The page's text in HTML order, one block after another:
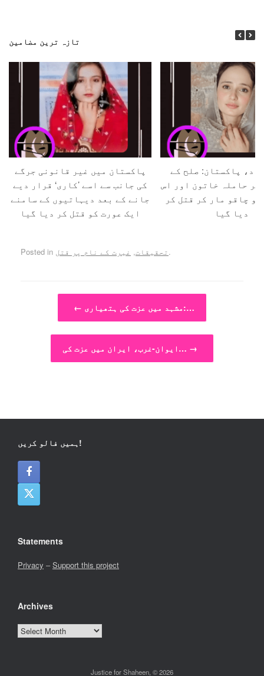
تازہ ترین مضامین
پاکستان میں غیر قانونی جرگے
کی جانب سے اسے ’کاری‘ قرار دیے
جانے کے بعد دیہاتیوں کے سامنے
ایک عورت کو قتل کر دیا گیا
پاکستان: صلح کے
کر حاملہ خاتون اور اس
چاقو مار کر قتل کر
دیا گیا
Posted in تحقیقات, غیرت کے نام پر قتل .
Post navigation
← مشہد میں عزت کی ہتھیاری:…
ایوان-غرب، ایران میں عزت کی… →
ہمیں فالو کریں!
Statements
Privacy –Support this project
Archives
Archives
Justice for Shaheen, © 2026